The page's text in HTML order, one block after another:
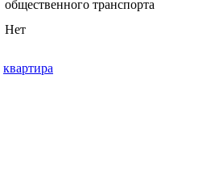
общественного транспорта
Нет
квартира